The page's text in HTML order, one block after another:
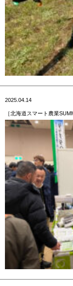
2025.04.14
［北海道スマート農業